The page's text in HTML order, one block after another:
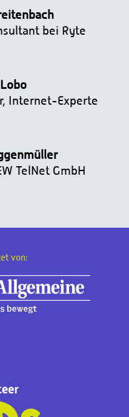
bei Ryte
Internet-Experte
TelNet GmbH
von: